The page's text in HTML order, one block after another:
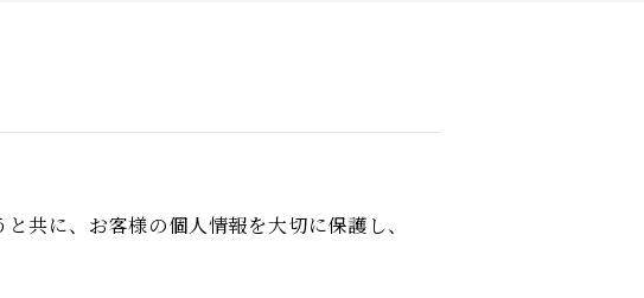
共に、お客様の個人情報を大切に保護し、